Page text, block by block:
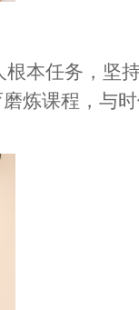
本任务，坚
炼课程，与